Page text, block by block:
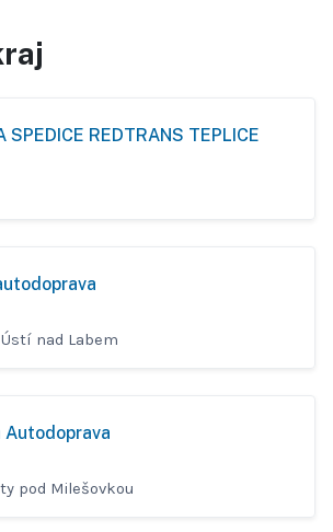
SPEDICE REDTRANS TEPLICE
nad Labem
Autodoprava
pod Milešovkou